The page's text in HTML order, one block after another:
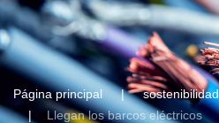
Página principal
sostenibilidad
Llegan los barcos eléctricos